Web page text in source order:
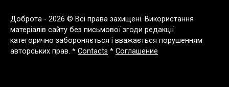
Доброта - 2026 © Всі права захищені. Використання
матеріалів сайту без письмової згоди редакції
категорично забороняється і вважається порушенням
авторських прав. * Contacts * Соглашение